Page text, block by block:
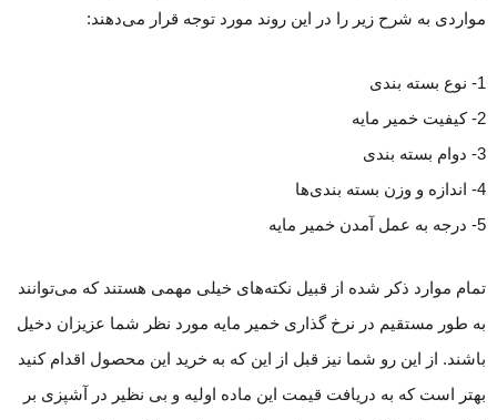
مواردی به شرح زیر را در این روند مورد توجه قرار می‌دهند:
1- نوع بسته بندی
2- کیفیت خمیر مایه
3- دوام بسته بندی
4- اندازه و وزن بسته بندی‌ها
5- درجه به عمل آمدن خمیر مایه
تمام موارد ذکر شده از قبیل نکته‌های خیلی مهمی هستند که می‌توانند
به طور مستقیم در نرخ گذاری خمیر مایه مورد نظر شما عزیزان دخیل
باشند. از این رو شما نیز قبل از این که به خرید این محصول اقدام کنید
بهتر است که به دریافت قیمت این ماده اولیه و بی نظیر در آشپزی بر